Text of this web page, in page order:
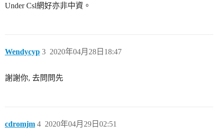
Under Csl網好亦非中資。
Wendycyp 2020年04月28日18:47
3
謝謝你, 去問問先
cdromjm 2020年04月29日02:51
4